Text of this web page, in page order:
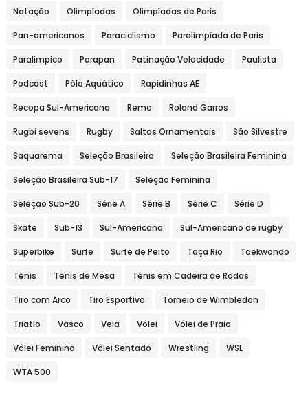
Natação Olimpíadas Olimpíadas de Paris
Pan-americanos Paraciclismo Paralimpíada de Paris
Paralímpico Parapan Patinação Velocidade Paulista
Podcast Pólo Aquático Rapidinhas AE
Recopa Sul-Americana Remo Roland Garros
Rugbi sevens Rugby Saltos Ornamentais São Silvestre
Saquarema Seleção Brasileira Seleção Brasileira Feminina
Seleção Brasileira Sub-17 Seleção Feminina
Seleção Sub-20 Série A Série B Série C Série D
Skate Sub-13 Sul-Americana Sul-Americano de rugby
Superbike Surfe Surfe de Peito Taça Rio Taekwondo
Tênis Tênis de Mesa Tênis em Cadeira de Rodas
Tiro com Arco Tiro Esportivo Torneio de Wimbledon
Triatlo Vasco Vela Vôlei Vôlei de Praia
Vôlei Feminino Vôlei Sentado Wrestling WSL
WTA 500